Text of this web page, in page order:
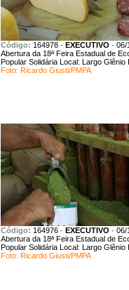
Código: 164978 - EXECUTIVO - 06/
Abertura da 18ª Feira Estadual de
Popular Solidária Local: Largo Glênio
Foto: Ricardo Giusti/PMPA
Código: 164976 - EXECUTIVO - 06/
Abertura da 18ª Feira Estadual de
Popular Solidária Local: Largo Glênio
Foto: Ricardo Giusti/PMPA